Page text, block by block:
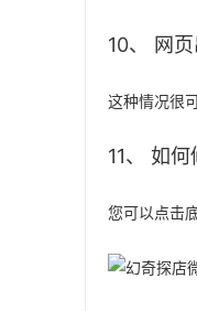
10、 网
这种情况很
11、 如何
您可以点击